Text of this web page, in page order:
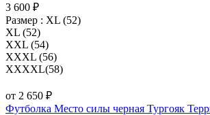
3 600 ₽
Размер : XL (52)
XL (52)
XXL (54)
XXXL (56)
XXXXL(58)
от 2 650 ₽
Футболка Место силы черная Тургояк